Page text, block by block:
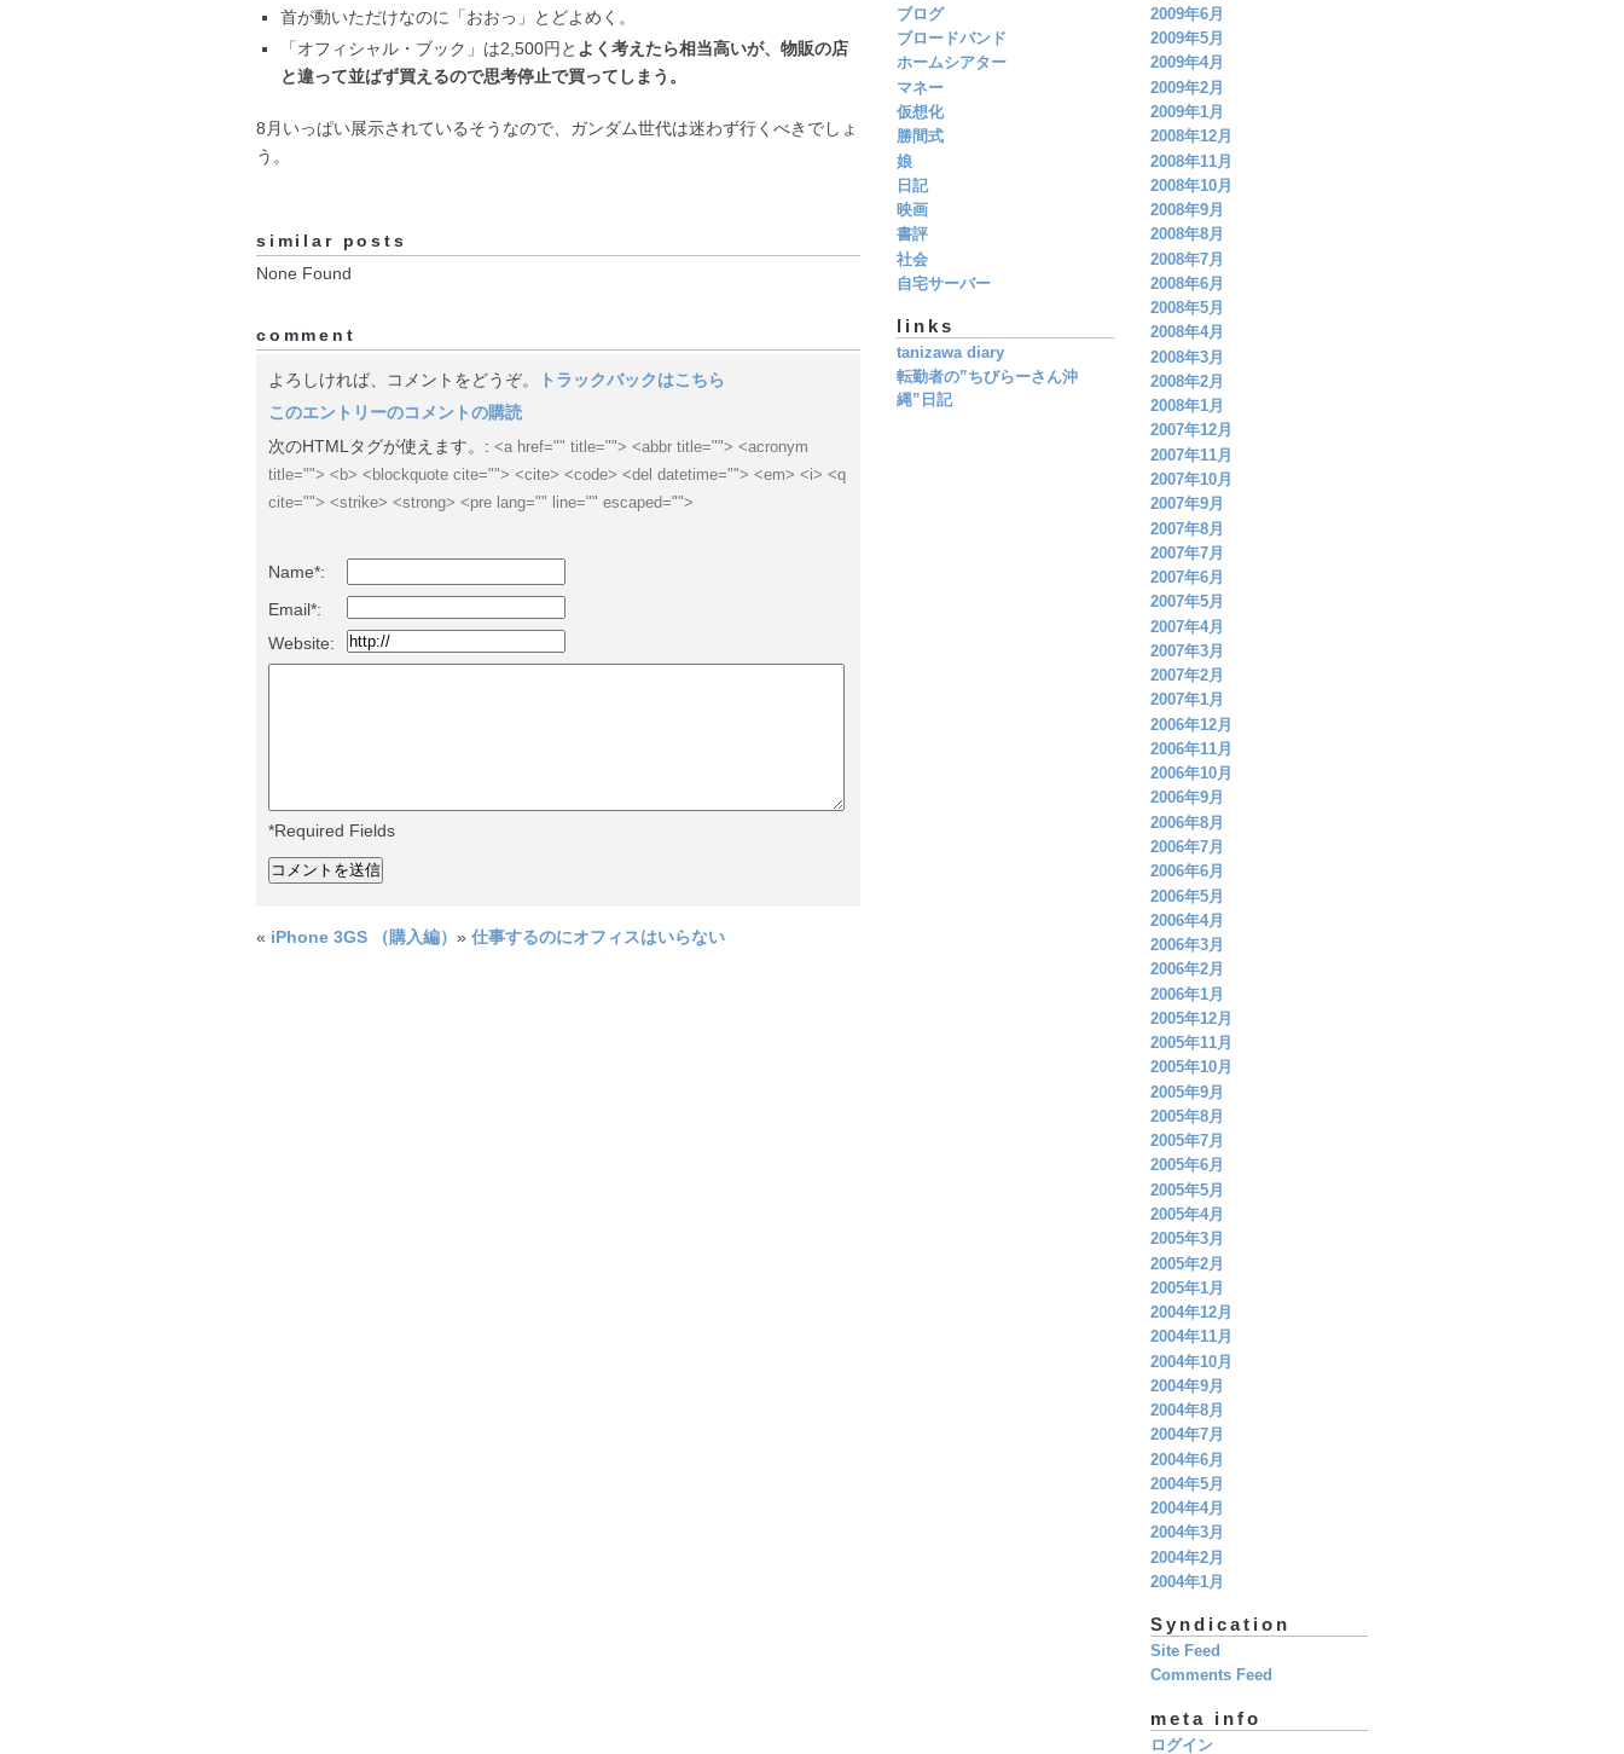
首が動いただけなのに「おおっ」とどよめく。
「オフィシャル・ブック」は2,500円と よく考えたら相当高いが、物販の店
と違って並ばず買えるので思考停止で買ってしまう。
8月いっぱい展示されているそうなので、ガンダム世代は迷わず行くべきでしょ
う。
similar posts
None Found
comment
よろしければ、コメントをどうぞ。
トラックバックはこちら
このエントリーのコメントの購読
次のHTMLタグが使えます。: <a href="" title=""> <abbr title=""> <acronym
title=""> <b> <blockquote cite=""> <cite> <code> <del datetime=""> <em> <i> <q
cite=""> <strike> <strong> <pre lang="" line="" escaped="">
Name*:
Email*:
Website:
*Required Fields
« iPhone 3GS （購入編） » 仕事するのにオフィスはいらない
2009年6月
2009年5月
2009年4月
2009年2月
2009年1月
2008年12月
2008年11月
2008年10月
2008年9月
2008年8月
2008年7月
2008年6月
2008年5月
2008年4月
2008年3月
2008年2月
2008年1月
2007年12月
2007年11月
2007年10月
2007年9月
2007年8月
2007年7月
2007年6月
2007年5月
2007年4月
2007年3月
2007年2月
2007年1月
2006年12月
2006年11月
2006年10月
2006年9月
2006年8月
2006年7月
2006年6月
2006年5月
2006年4月
2006年3月
2006年2月
2006年1月
2005年12月
2005年11月
2005年10月
2005年9月
2005年8月
2005年7月
2005年6月
2005年5月
2005年4月
2005年3月
2005年2月
2005年1月
2004年12月
2004年11月
2004年10月
2004年9月
2004年8月
2004年7月
2004年6月
2004年5月
2004年4月
2004年3月
2004年2月
2004年1月
Syndication
Site Feed
Comments Feed
meta info
ログイン
ブログ
ブロードバンド
ホームシアター
マネー
仮想化
勝間式
娘
日記
映画
書評
社会
自宅サーバー
links
tanizawa diary
転勤者の”ちびらーさん沖
縄”日記